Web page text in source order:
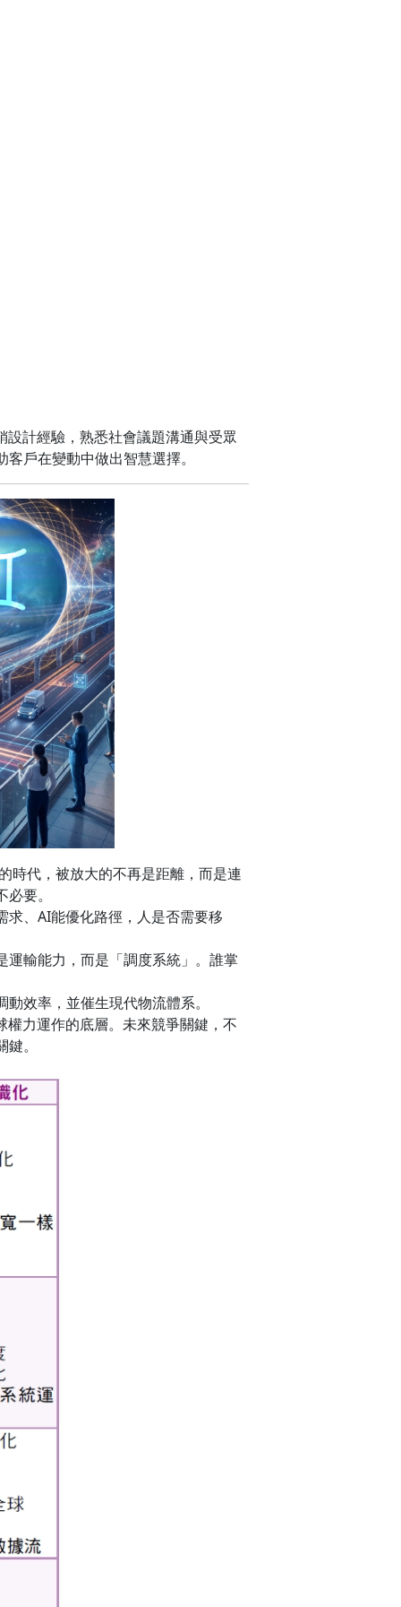
計經驗，熟悉社會議題溝通與受眾
戶在變動中做出智慧選擇。
時代，被放大的不再是距離，而是連
要。
、AI能優化路徑，人是否需要移
輸能力，而是「調度系統」。誰掌
效率，並催生現代物流體系。
力運作的底層。未來競爭關鍵，不
。